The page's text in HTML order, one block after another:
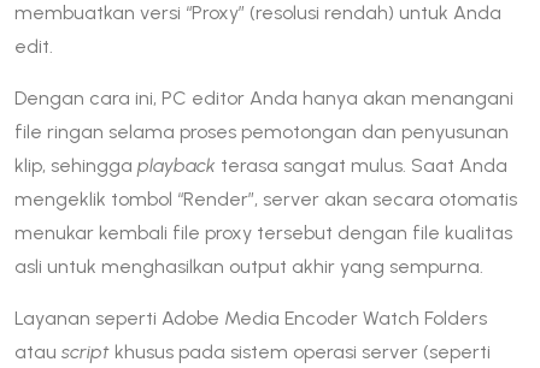
membuatkan versi “Proxy” (resolusi rendah) untuk Anda
edit.
Dengan cara ini, PC editor Anda hanya akan menangani
file ringan selama proses pemotongan dan penyusunan
klip, sehingga playback terasa sangat mulus. Saat Anda
mengeklik tombol “Render”, server akan secara otomatis
menukar kembali file proxy tersebut dengan file kualitas
asli untuk menghasilkan output akhir yang sempurna.
Layanan seperti Adobe Media Encoder Watch Folders
atau script khusus pada sistem operasi server (seperti